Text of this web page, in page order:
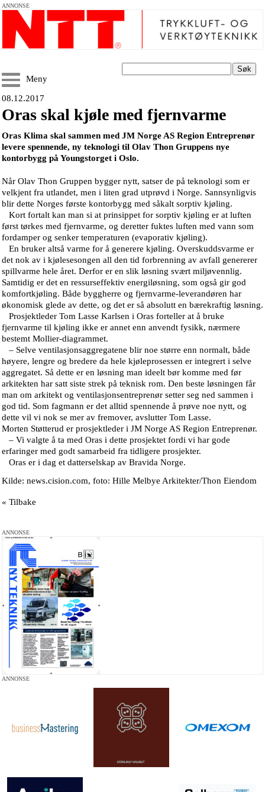
ANNONSE
Søk
Meny
08.12.2017
Oras skal kjøle med fjernvarme
Oras Klima skal sammen med JM Norge AS Region Entreprenør
levere spennende, ny teknologi til Olav Thon Gruppens nye
kontorbygg på Youngstorget i Oslo.
Når Olav Thon Gruppen bygger nytt, satser de på teknologi som er
velkjent fra utlandet, men i liten grad utprøvd i Norge. Sannsynligvis
blir dette Norges første kontorbygg med såkalt sorptiv kjøling.
Kort fortalt kan man si at prinsippet for sorptiv kjøling er at luften
først tørkes med fjernvarme, og deretter fuktes luften med vann som
fordamper og senker temperaturen (evaporativ kjøling).
En bruker altså varme for å generere kjøling. Overskuddsvarme er
det nok av i kjølesesongen all den tid forbrenning av avfall genererer
spillvarme hele året. Derfor er en slik løsning svært miljøvennlig.
Samtidig er det en ressurseffektiv energiløsning, som også gir god
komfortkjøling. Både byggherre og fjernvarme-leverandøren har
økonomisk glede av dette, og det er så absolutt en bærekraftig løsning.
Prosjektleder Tom Lasse Karlsen i Oras forteller at å bruke
fjernvarme til kjøling ikke er annet enn anvendt fysikk, nærmere
bestemt Mollier-diagrammet.
– Selve ventilasjonsaggregatene blir noe større enn normalt, både
høyere, lengre og bredere da hele kjøleprosessen er integrert i selve
aggregatet. Så dette er en løsning man ideelt bør komme med før
arkitekten har satt siste strek på teknisk rom. Den beste løsningen får
man om arkitekt og ventilasjonsentreprenør setter seg ned sammen i
god tid. Som fagmann er det alltid spennende å prøve noe nytt, og
dette vil vi nok se mer av fremover, avslutter Tom Lasse.
Morten Støtterud er prosjektleder i JM Norge AS Region Entreprenør.
– Vi valgte å ta med Oras i dette prosjektet fordi vi har gode
erfaringer med godt samarbeid fra tidligere prosjekter.
Oras er i dag et datterselskap av Bravida Norge.
Kilde: news.cision.com, foto: Hille Melbye Arkitekter/Thon Eiendom
« Tilbake
ANNONSE
ANNONSE